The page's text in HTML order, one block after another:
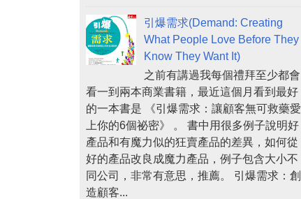
引爆需求(Demand: Creating
What People Love Before They
Know They Want It)
之前有講過我每個禮拜至少都會
看一到兩本商業書籍，最近這個月看到最好
的一本書是 《引爆需求：讓顧客無可救藥愛
上你的6個祕密》 。 書中用很多例子說明好
產品和有魔力似的狂賣產品的差異，如何從
好的產品改良成魔力產品，例子包含大小不
同公司，非常有意思，推薦。 引爆需求：創
造顧客...